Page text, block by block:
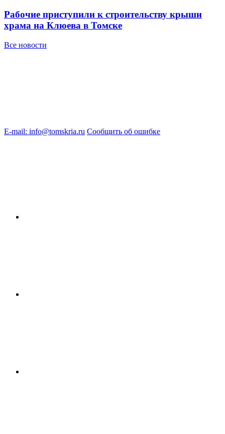
Рабочие приступили к строительству крыши
храма на Клюева в Томске
Все новости
E-mail: info@tomskria.ru Сообщить об ошибке